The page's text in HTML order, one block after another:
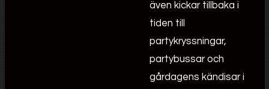
även kickar tillbaka i
tiden till
partykryssningar,
partybussar och
gårdagens kändisar i